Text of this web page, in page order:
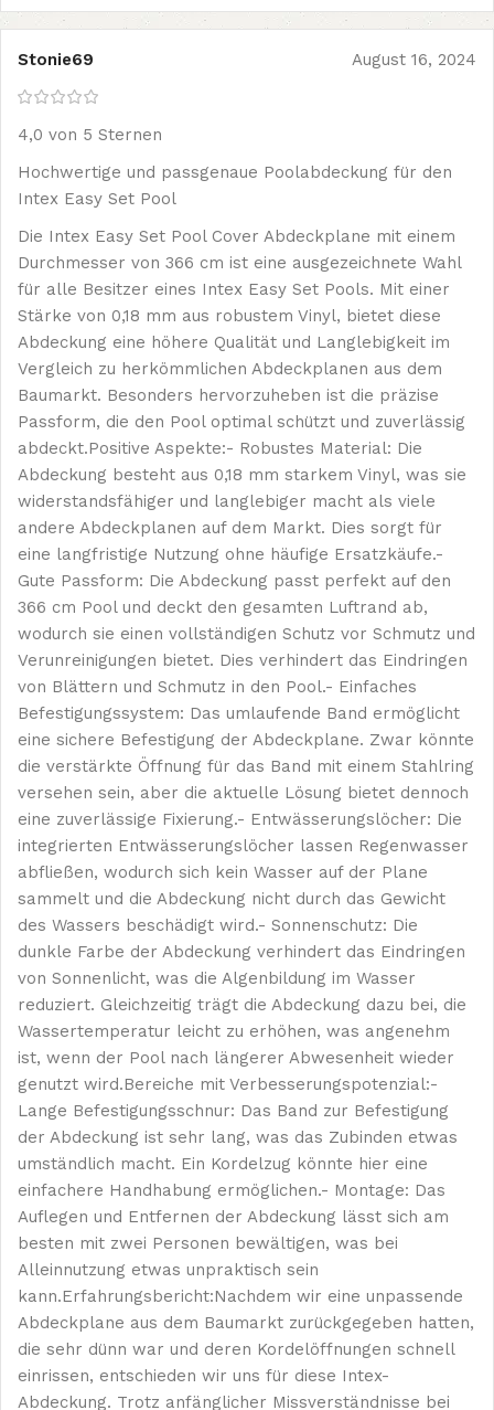
Stonie69 August 16, 2024
4,0 von 5 Sternen
Hochwertige und passgenaue Poolabdeckung für den
Intex Easy Set Pool
Die Intex Easy Set Pool Cover Abdeckplane mit einem
Durchmesser von 366 cm ist eine ausgezeichnete Wahl
für alle Besitzer eines Intex Easy Set Pools. Mit einer
Stärke von 0,18 mm aus robustem Vinyl, bietet diese
Abdeckung eine höhere Qualität und Langlebigkeit im
Vergleich zu herkömmlichen Abdeckplanen aus dem
Baumarkt. Besonders hervorzuheben ist die präzise
Passform, die den Pool optimal schützt und zuverlässig
abdeckt.Positive Aspekte:- Robustes Material: Die
Abdeckung besteht aus 0,18 mm starkem Vinyl, was sie
widerstandsfähiger und langlebiger macht als viele
andere Abdeckplanen auf dem Markt. Dies sorgt für
eine langfristige Nutzung ohne häufige Ersatzkäufe.-
Gute Passform: Die Abdeckung passt perfekt auf den
366 cm Pool und deckt den gesamten Luftrand ab,
wodurch sie einen vollständigen Schutz vor Schmutz und
Verunreinigungen bietet. Dies verhindert das Eindringen
von Blättern und Schmutz in den Pool.- Einfaches
Befestigungssystem: Das umlaufende Band ermöglicht
eine sichere Befestigung der Abdeckplane. Zwar könnte
die verstärkte Öffnung für das Band mit einem Stahlring
versehen sein, aber die aktuelle Lösung bietet dennoch
eine zuverlässige Fixierung.- Entwässerungslöcher: Die
integrierten Entwässerungslöcher lassen Regenwasser
abfließen, wodurch sich kein Wasser auf der Plane
sammelt und die Abdeckung nicht durch das Gewicht
des Wassers beschädigt wird.- Sonnenschutz: Die
dunkle Farbe der Abdeckung verhindert das Eindringen
von Sonnenlicht, was die Algenbildung im Wasser
reduziert. Gleichzeitig trägt die Abdeckung dazu bei, die
Wassertemperatur leicht zu erhöhen, was angenehm
ist, wenn der Pool nach längerer Abwesenheit wieder
genutzt wird.Bereiche mit Verbesserungspotenzial:-
Lange Befestigungsschnur: Das Band zur Befestigung
der Abdeckung ist sehr lang, was das Zubinden etwas
umständlich macht. Ein Kordelzug könnte hier eine
einfachere Handhabung ermöglichen.- Montage: Das
Auflegen und Entfernen der Abdeckung lässt sich am
besten mit zwei Personen bewältigen, was bei
Alleinnutzung etwas unpraktisch sein
kann.Erfahrungsbericht:Nachdem wir eine unpassende
Abdeckplane aus dem Baumarkt zurückgegeben hatten,
die sehr dünn war und deren Kordelöffnungen schnell
einrissen, entschieden wir uns für diese Intex-
Abdeckung. Trotz anfänglicher Missverständnisse bei